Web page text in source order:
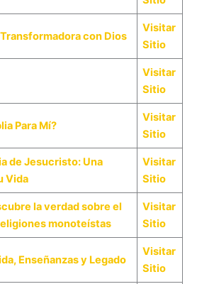
con Dios
Visitar
Sitio
Visitar
Sitio
Para Mí?
Visitar
Sitio
de Jesucristo: Una
Vida
Visitar
Sitio
la verdad sobre el
monoteístas
Visitar
Sitio
Enseñanzas y Legado
Visitar
Sitio